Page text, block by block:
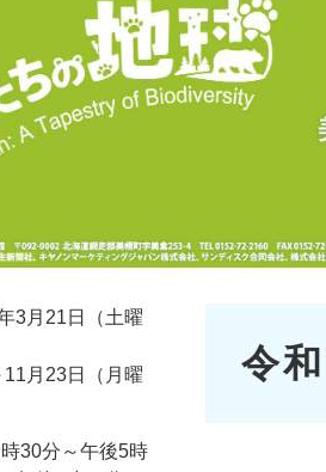
令
日（土曜
（月曜
分～午後5時